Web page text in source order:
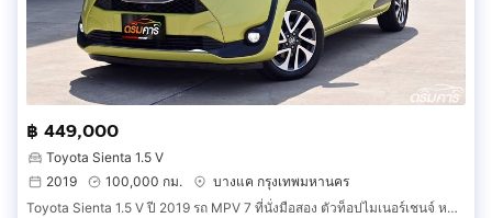
฿ 449,000
Toyota Sienta 1.5 V
2019
100,000 กม.
บางแค กรุงเทพมหานคร
Toyota Sienta 1.5 V ปี 2019 รถ MPV 7 ที่นั่งมือสอง ตัวท็อปไมเนอร์เชนจ์ หน้าใหม่ ประตูสไลด์ไฟฟ้า 2 ฝั่ง กล้องรอบคัน สีพิเศษ (รหัสสินค้า EGFG)